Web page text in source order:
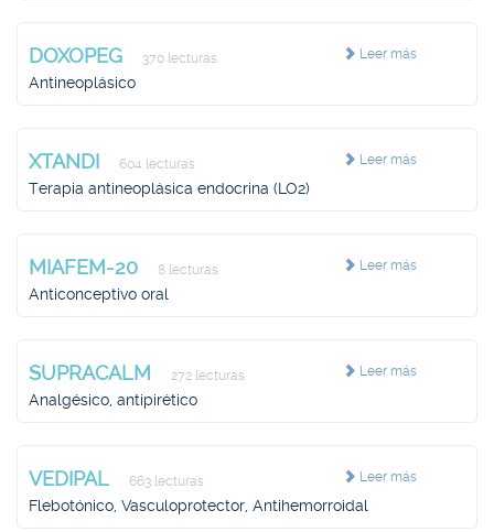
Leer más
DOXOPEG 370 lecturas
Antineoplásico
Leer más
XTANDI 604 lecturas
Terapia antineoplásica endocrina (LO2)
Leer más
MIAFEM-20 8 lecturas
Anticonceptivo oral
Leer más
SUPRACALM 272 lecturas
Analgésico, antipirético
Leer más
VEDIPAL 663 lecturas
Flebotónico, Vasculoprotector, Antihemorroidal